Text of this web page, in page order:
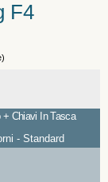
F4
+ Chiavi In Tasca
- Standard